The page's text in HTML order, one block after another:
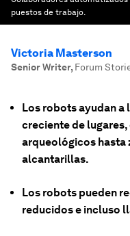
puestos de trabajo.
Victoria Masterson
Senior Writer, Forum
Los robots ayudan a
creciente de
arqueológicos hasta
alcantarillas.
Los robots pueden
reducidos e incluso